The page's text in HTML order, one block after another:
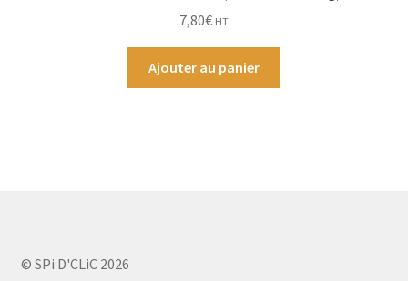
7,80€ HT
Ajouter au panier
© SPi D'CLiC 2026